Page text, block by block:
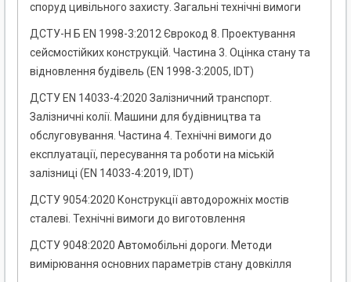
споруд цивільного захисту. Загальні технічні вимоги
ДСТУ-Н Б EN 1998-3:2012 Єврокод 8. Проектування
сейсмостійких конструкцій. Частина 3. Оцінка стану та
відновлення будівель (EN 1998-3:2005, IDT)
ДСТУ EN 14033-4:2020 Залізничний транспорт.
Залізничні колії. Машини для будівництва та
обслуговування. Частина 4. Технічні вимоги до
експлуатації, пересування та роботи на міській
залізниці (EN 14033-4:2019, IDT)
ДСТУ 9054:2020 Конструкції автодорожніх мостів
сталеві. Технічні вимоги до виготовлення
ДСТУ 9048:2020 Автомобільні дороги. Методи
вимірювання основних параметрів стану довкілля